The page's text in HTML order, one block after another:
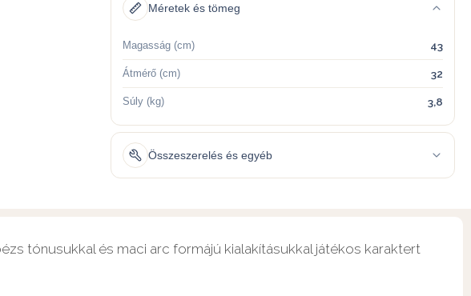
Méretek és tömeg
Magasság (cm) 43
Átmérő (cm) 32
Súly (kg) 3,8
Összeszerelés és egyéb
tónusukkal és maci arc formájú kialakításukkal játékos karaktert